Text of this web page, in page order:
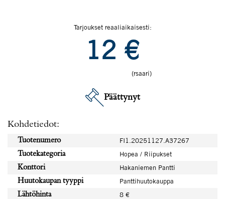
Tarjoukset reaaliaikaisesti:
12 €
(rsaari)
Päättynyt
Kohdetiedot:
Tuotenumero
FI1.20251127.A37267
Tuotekategoria
Hopea / Riipukset
Konttori
Hakaniemen Pantti
Huutokaupan tyyppi
Panttihuutokauppa
Lähtöhinta
8 €